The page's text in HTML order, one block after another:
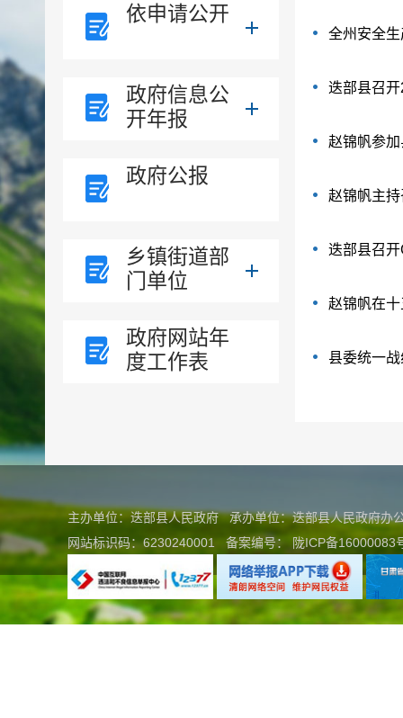
依申请公开
政府信息公
开年报
政府公报
乡镇街道部
门单位
政府网站年
度工作表
全州安全
迭部县召
赵锦帆参
赵锦帆主
迭部县召
赵锦帆在
县委统一
主办单位：迭部县人民政府 承办单位：迭部县人民政府
网站标识码：6230240001
备案编号： 陇ICP备16000083